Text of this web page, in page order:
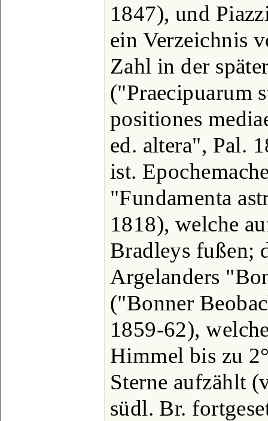
1847), und
ein Verzeichnis
Zahl in der
("Praecipuarum
positiones
ed. altera", Pal.
ist.
"Fundamenta
1818), welche
Bradleys fußen;
Argelanders
("Bonner
1859-62),
Himmel bis zu
Sterne aufzählt
südl. Br.